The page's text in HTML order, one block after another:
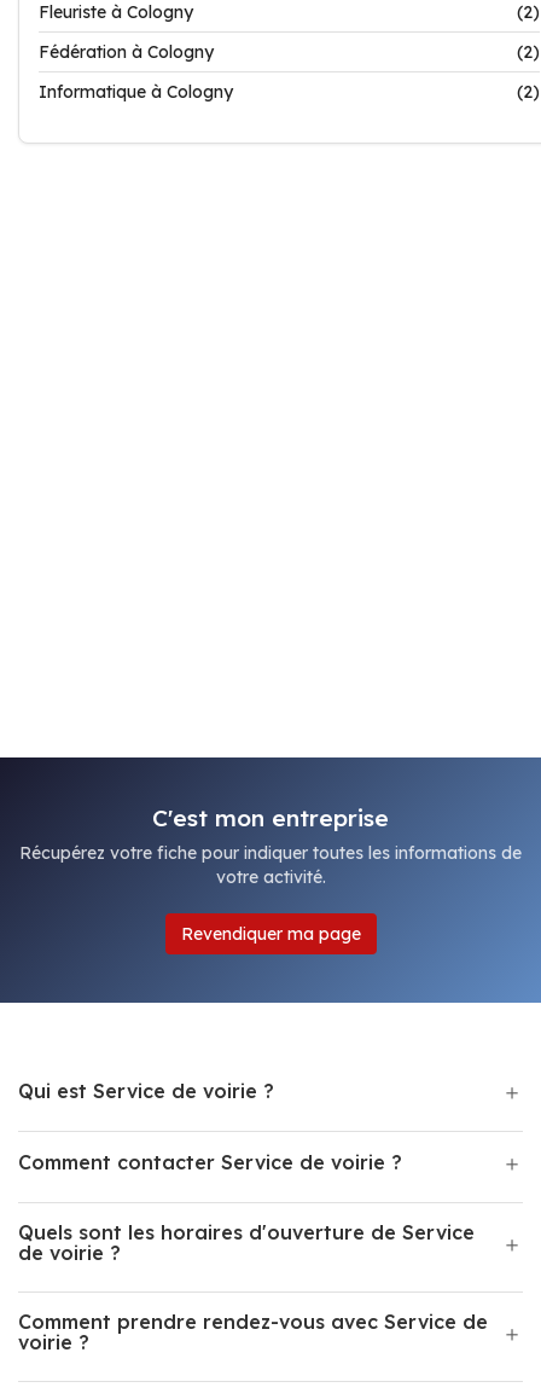
Fleuriste à Cologny
(2)
Fédération à Cologny
(2)
Informatique à Cologny
(2)
C'est mon entreprise
Récupérez votre fiche pour indiquer toutes les informations de
votre activité.
Revendiquer ma page
Qui est Service de voirie ?
Comment contacter Service de voirie ?
Quels sont les horaires d'ouverture de Service
de voirie ?
Comment prendre rendez-vous avec Service de
voirie ?